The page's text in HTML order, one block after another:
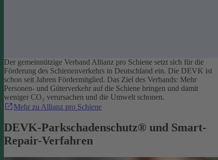
Der gemeinnützige Verband Allianz pro Schiene setzt sich für die
Förderung des Schienenverkehrs in Deutschland ein. Die DEVK ist
schon seit Jahren Fördermitglied. Das Ziel des Verbands: Mehr
Personen- und Güterverkehr auf die Schiene bringen und damit
weniger CO₂ verursachen und die Umwelt schonen.
Mehr zu Allianz pro Schiene
DEVK-Parkschadenschutz® und Smart-
Repair-Verfahren